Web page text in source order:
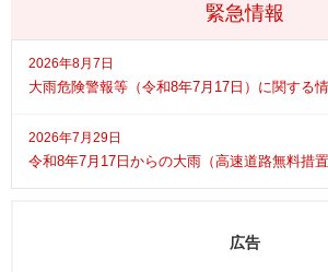
緊急情報
2026年8月7日
大雨危険警報等（令和8年7月17日）に関する
2026年7月29日
令和8年7月17日からの大雨（高速道路無料措置
広告